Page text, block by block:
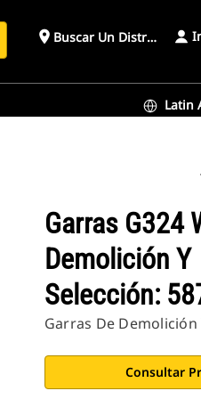
place Buscar Un Distribuidor
Latin
Garras G324
Demolición Y
Selección:
Garras De Demolición
Consultar